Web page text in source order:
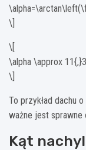
\]
\[
\alpha \approx
\]
To przykład dachu
ważne jest sprawne
Kąt